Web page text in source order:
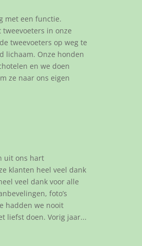
met een functie.
in onze
tweevoeters op weg te
lichaam. Onze honden
en we doen
ze naar ons eigen
uit ons hart
klanten heel veel dank
veel dank voor alle
foto’s
hadden we nooit
liefst doen. Vorig jaar...